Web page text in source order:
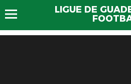
LIGUE DE